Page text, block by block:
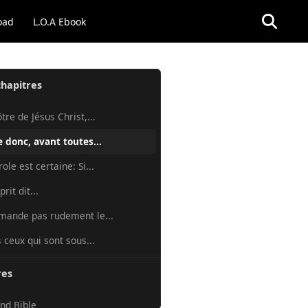
L.O.A Ebook
de Jésus Christ,...
donc, avant toutes...
est certaine: Si...
dit...
pas rudement le...
ceux qui sont sous...
Bible